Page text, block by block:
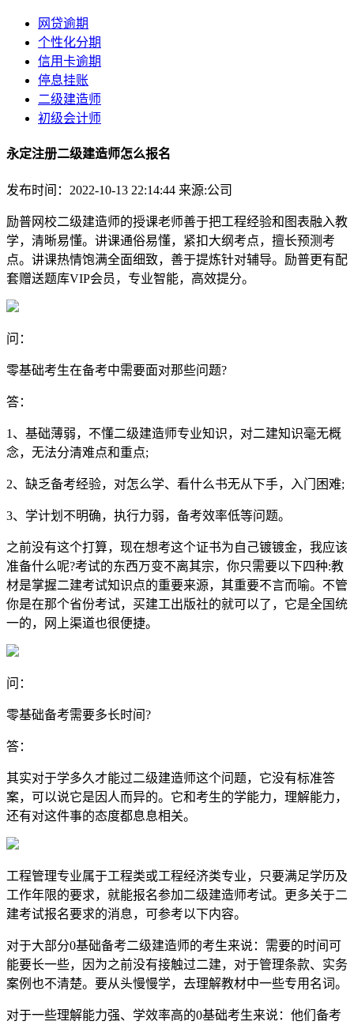
网贷逾期
个性化分期
信用卡逾期
停息挂账
二级建造师
初级会计师
永定注册二级建造师怎么报名
发布时间：2022-10-13 22:14:44 来源:公司
励普网校二级建造师的授课老师善于把工程经验和图表融入教
学，清晰易懂。讲课通俗易懂，紧扣大纲考点，擅长预测考
点。讲课热情饱满全面细致，善于提炼针对辅导。励普更有配
套赠送题库VIP会员，专业智能，高效提分。
问：
零基础考生在备考中需要面对那些问题?
答：
1、基础薄弱，不懂二级建造师专业知识，对二建知识毫无概
念，无法分清难点和重点;
2、缺乏备考经验，对怎么学、看什么书无从下手，入门困难;
3、学计划不明确，执行力弱，备考效率低等问题。
之前没有这个打算，现在想考这个证书为自己镀镀金，我应该
准备什么呢?考试的东西万变不离其宗，你只需要以下四种:教
材是掌握二建考试知识点的重要来源，其重要不言而喻。不管
你是在那个省份考试，买建工出版社的就可以了，它是全国统
一的，网上渠道也很便捷。
问：
零基础备考需要多长时间?
答：
其实对于学多久才能过二级建造师这个问题，它没有标准答
案，可以说它是因人而异的。它和考生的学能力，理解能力，
还有对这件事的态度都息息相关。
工程管理专业属于工程类或工程经济类专业，只要满足学历及
工作年限的要求，就能报名参加二级建造师考试。更多关于二
建考试报名要求的消息，可参考以下内容。
对于大部分0基础备考二级建造师的考生来说：需要的时间可
能要长一些，因为之前没有接触过二建，对于管理条款、实务
案例也不清楚。要从头慢慢学，去理解教材中一些专用名词。
对于一些理解能力强、学效率高的0基础考生来说：他们备考